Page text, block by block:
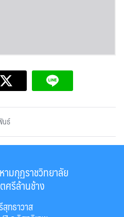
นธ์
มกุฏราชวิทยาลัย
ศรีล้านช้าง
ทธาวาส